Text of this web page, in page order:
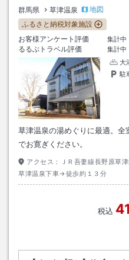
群馬県 草津温泉
地図
ふるさと納税対象施設
お客様アンケート評価
集計中
るるぶトラベル評価
集計中
大
駐
草津温泉の湯めぐりに最適。全
でお寛ぎください。
アクセス：
ＪＲ吾妻線長野原草
草津温泉下車→徒歩約１３分
税込